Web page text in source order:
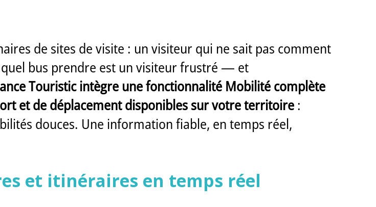
de sites de visite : un visiteur qui ne sait pas comment
bus prendre est un visiteur frustré — et
Touristic intègre une fonctionnalité Mobilité complète
et de déplacement disponibles sur votre territoire:
douces. Une information fiable, en temps réel,
et itinéraires en temps réel